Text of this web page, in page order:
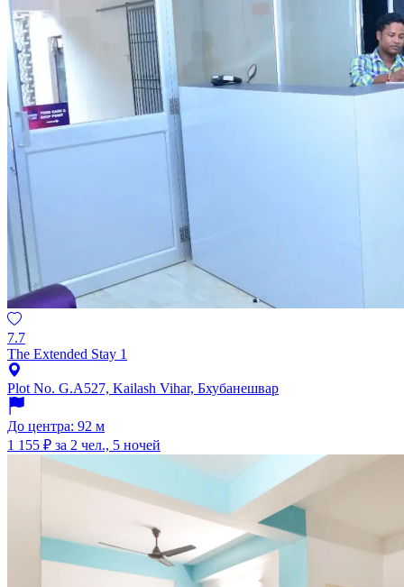
7.7
The Extended Stay 1
Plot No. G.A527, Kailash Vihar, Бхубанешвар
До центра: 92 м
1 155 ₽ за 2 чел., 5 ночей